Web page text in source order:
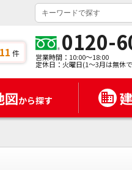
件 0120-
営業時間：10:00～18:00
定休日：火曜日(1～3月は無休
図から探す